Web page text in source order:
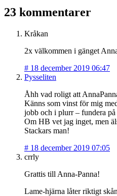
23 kommentarer
Kråkan
2x välkommen i gänget
# 18 december 2019 06:47
Pysseliten
Åhh vad roligt att
Känns som vinst för mig
jobb och i plurr – fundera
Om HB vet jag inget, men
Stackars man!
# 18 december 2019 07:05
crrly
Grattis till Anna-Panna!
Lame-hjärna låter riktigt